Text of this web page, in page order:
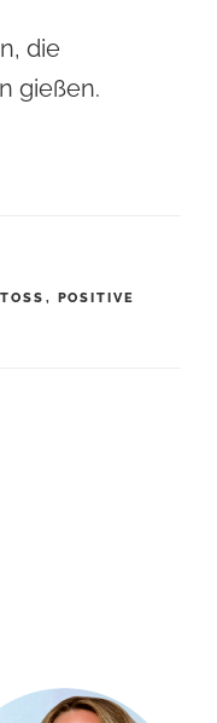
die
gießen.
, POSITIVE